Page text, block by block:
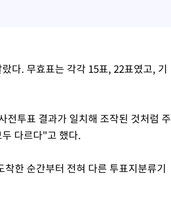
다. 무효표는 각각 15표, 22표였고, 기
전투표 결과가 일치해 조작된 것처럼 주
다르다"고 했다.
한 순간부터 전혀 다른 투표지분류기